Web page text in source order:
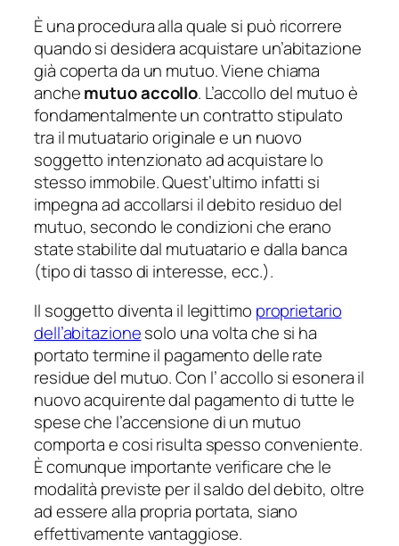
È una procedura alla quale si può ricorrere
quando si desidera acquistare un’abitazione
già coperta da un mutuo. Viene chiama
anchemutuo accollo. L’accollo del mutuo è
fondamentalmente un contratto stipulato
tra il mutuatario originale e un nuovo
soggetto intenzionato ad acquistare lo
stesso immobile. Quest’ultimo infatti si
impegna ad accollarsi il debito residuo del
mutuo, secondo le condizioni che erano
state stabilite dal mutuatario e dalla banca
(tipo di tasso di interesse, ecc.).
Il soggetto diventa il legittimo proprietario
dell’abitazionesolo una volta che si ha
portato termine il pagamento delle rate
residue del mutuo. Con l’ accollo si esonera il
nuovo acquirente dal pagamento di tutte le
spese che l’accensione di un mutuo
comporta e cosi risulta spesso conveniente.
È comunque importante verificare che le
modalità previste per il saldo del debito, oltre
ad essere alla propria portata, siano
effettivamente vantaggiose.